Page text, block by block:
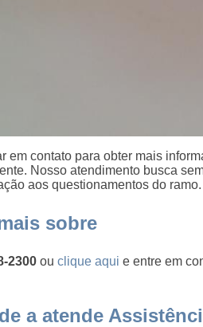
em contato para obter mais
Nosso atendimento busca
aos questionamentos do ramo.
sobre
2300 ouclique aqui e entre em
a atende